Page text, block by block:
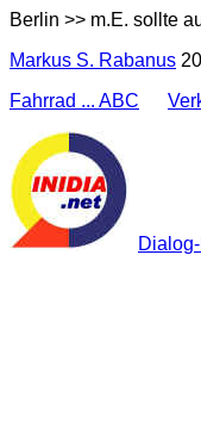
Berlin >> m.E. sollte
Markus S. Rabanus
Fahrrad ... ABC